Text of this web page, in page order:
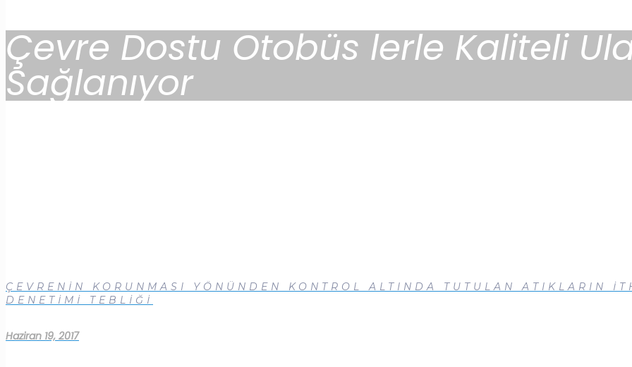
Çevre Dostu Otobüs lerle Kaliteli
Sağlanıyor
ÇEVRENİN KORUNMASI YÖNÜNDEN KONTROL ALTINDA TUTULAN ATIKLARIN
DENETİMİ TEBLİĞİ
Haziran 19, 2017